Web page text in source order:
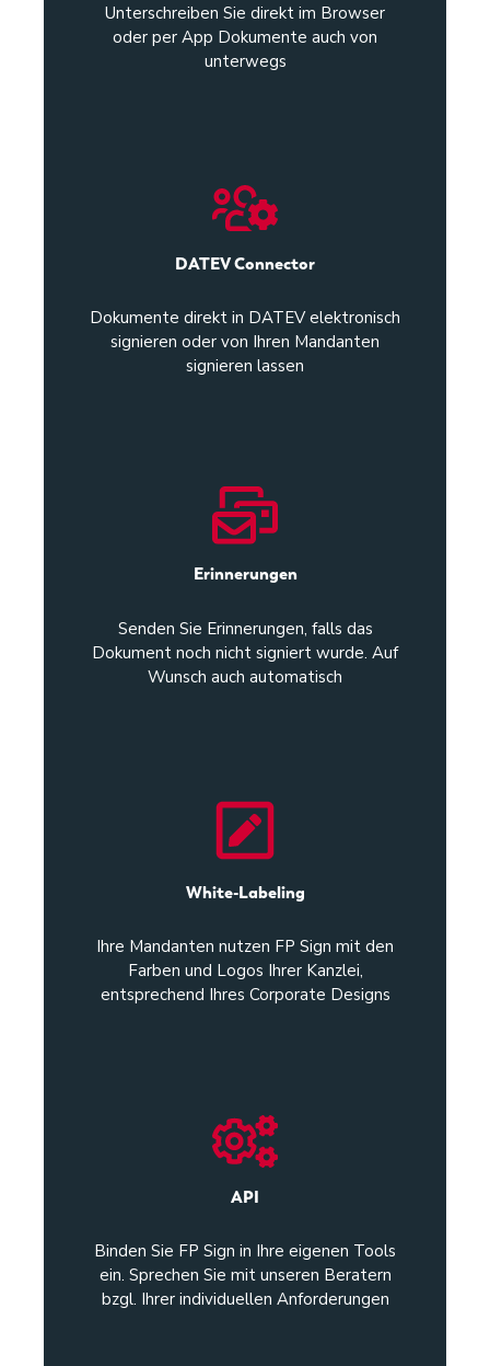
Unterschreiben Sie direkt im Browser
oder per App Dokumente auch von
unterwegs
DATEV Connector
Dokumente direkt in DATEV elektronisch
signieren oder von Ihren Mandanten
signieren lassen
Erinnerungen
Senden Sie Erinnerungen, falls das
Dokument noch nicht signiert wurde. Auf
Wunsch auch automatisch
White-Labeling
Ihre Mandanten nutzen FP Sign mit den
Farben und Logos Ihrer Kanzlei,
entsprechend Ihres Corporate Designs
API
Binden Sie FP Sign in Ihre eigenen Tools
ein. Sprechen Sie mit unseren Beratern
bzgl. Ihrer individuellen Anforderungen